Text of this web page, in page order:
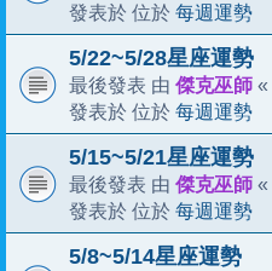
發表於 位於 每週運勢
5/22~5/28星座運勢
最後發表 由 傑克巫師 «
發表於 位於 每週運勢
5/15~5/21星座運勢
最後發表 由 傑克巫師 «
發表於 位於 每週運勢
5/8~5/14星座運勢